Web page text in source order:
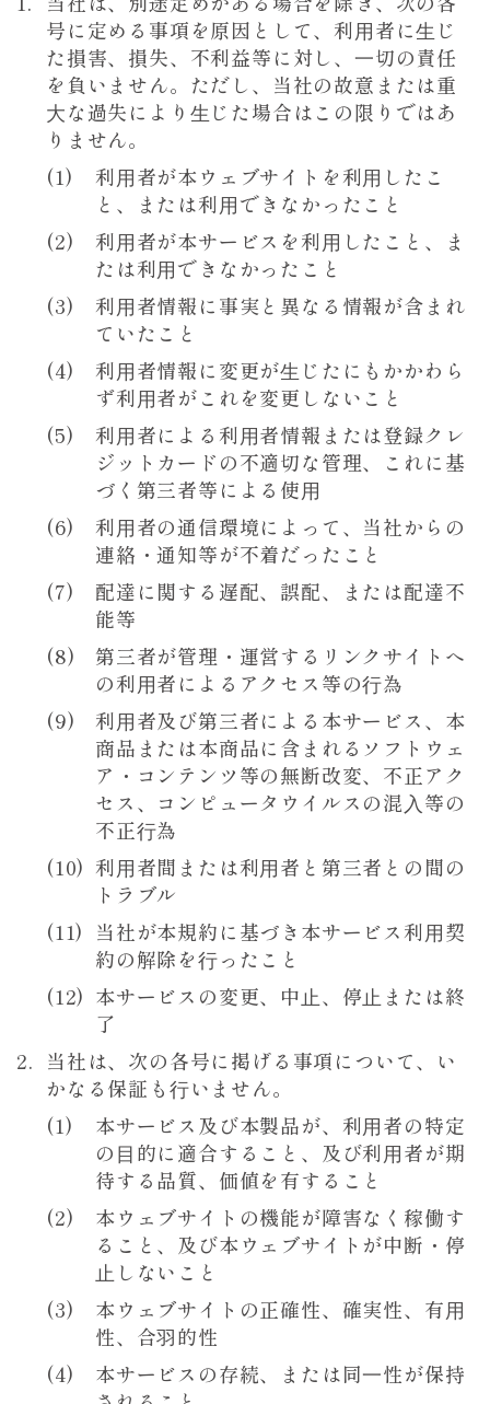
号に定める事項を原因として、利⽤者に⽣じ
た損害、損失、不利益等に対し、⼀切の責任
を負いません。ただし、当社の故意または重
⼤な過失により⽣じた場合はこの限りではあ
りません。
利⽤者が本ウェブサイトを利⽤したこ
と、または利⽤できなかったこと
利⽤者が本サービスを利⽤したこと、ま
たは利⽤できなかったこと
利⽤者情報に事実と異なる情報が含まれ
ていたこと
利⽤者情報に変更が⽣じたにもかかわら
ず利⽤者がこれを変更しないこと
利⽤者による利⽤者情報または登録クレ
ジットカードの不適切な管理、これに基
づく第三者等による使⽤
利⽤者の通信環境によって、当社からの
連絡・通知等が不着だったこと
配達に関する遅配、誤配、または配達不
能等
第三者が管理・運営するリンクサイトへ
の利⽤者によるアクセス等の⾏為
利⽤者及び第三者による本サービス、本
商品または本商品に含まれるソフトウェ
ア・コンテンツ等の無断改変、不正アク
セス、コンピュータウイルスの混⼊等の
不正⾏為
利⽤者間または利⽤者と第三者との間の
トラブル
当社が本規約に基づき本サービス利⽤契
約の解除を⾏ったこと
本サービスの変更、中⽌、停⽌または終
了
当社は、次の各号に掲げる事項について、い
かなる保証も⾏いません。
本サービス及び本製品が、利⽤者の特定
の⽬的に適合すること、及び利⽤者が期
待する品質、価値を有すること
本ウェブサイトの機能が障害なく稼働す
ること、及び本ウェブサイトが中断・停
⽌しないこと
本ウェブサイトの正確性、確実性、有⽤
性、合⽻的性
本サービスの存続、または同⼀性が保持